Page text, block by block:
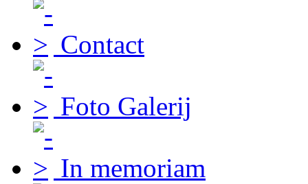
Contact
Foto Galerij
In memoriam